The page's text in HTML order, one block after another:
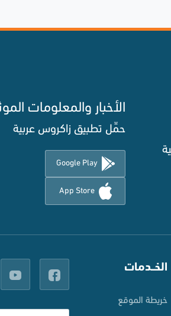
الأخبار والمعلومات
حمِّل تطبيق زاكروس عربية
Google Play
App Store
الخــدمات
خريطة الموقع